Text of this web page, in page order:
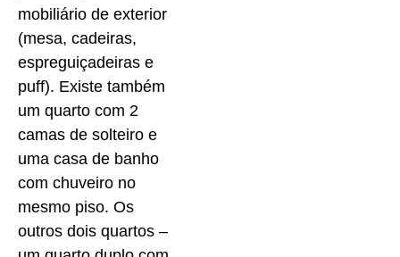
mobiliário de exterior
(mesa, cadeiras,
espreguiçadeiras e
puff). Existe também
um quarto com 2
camas de solteiro e
uma casa de banho
com chuveiro no
mesmo piso. Os
outros dois quartos –